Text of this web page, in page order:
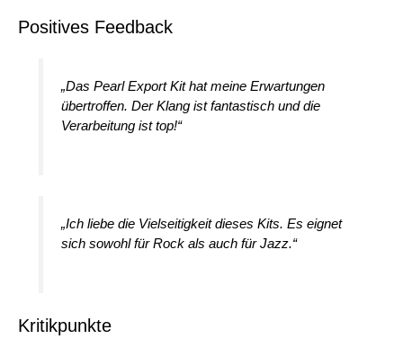
Positives Feedback
„Das Pearl Export Kit hat meine Erwartungen
übertroffen. Der Klang ist fantastisch und die
Verarbeitung ist top!“
„Ich liebe die Vielseitigkeit dieses Kits. Es eignet
sich sowohl für Rock als auch für Jazz.“
Kritikpunkte